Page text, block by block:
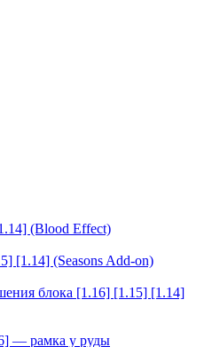
(Blood Effect)
[1.14] (Seasons Add-on)
блока [1.16] [1.15] [1.14]
— рамка у руды